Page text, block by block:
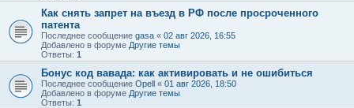
Как снять запрет на въезд в РФ после просроченного
патента
Последнее сообщение gasa « 02 авг 2026, 16:55
Добавлено в форуме Другие темы
Ответы: 1
Бонус код вавада: как активировать и не ошибиться
Последнее сообщение Opell « 01 авг 2026, 18:50
Добавлено в форуме Другие темы
Ответы: 1